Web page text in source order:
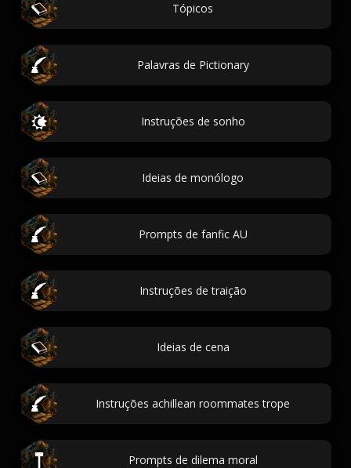
Tópicos
Palavras de Pictionary
Instruções de sonho
Ideias de monólogo
Prompts de fanfic AU
Instruções de traição
Ideias de cena
Instruções achillean roommates trope
Prompts de dilema moral